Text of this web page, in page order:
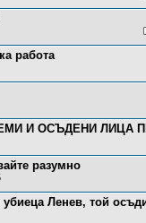
работа
И ОСЪДЕНИ ЛИЦА
разумно
Ленев, той